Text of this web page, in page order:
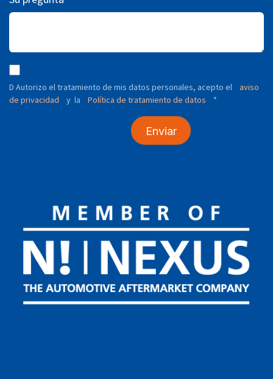
D Autorizo ​​el tratamiento de mis datos personales, acepto el
aviso
de privacidad
y la Política de tratamiento de datos *
Enviar